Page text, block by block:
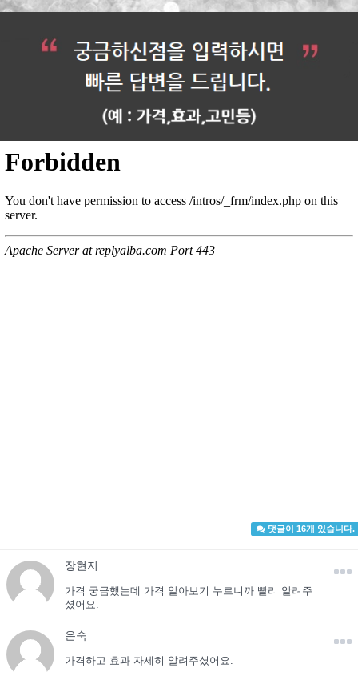
댓글이 16개 있습니다.
장현지
가격 궁금했는데 가격 알아보기 누르니까 빨리 알려주
셨어요.
은숙
가격하고 효과 자세히 알려주셨어요.